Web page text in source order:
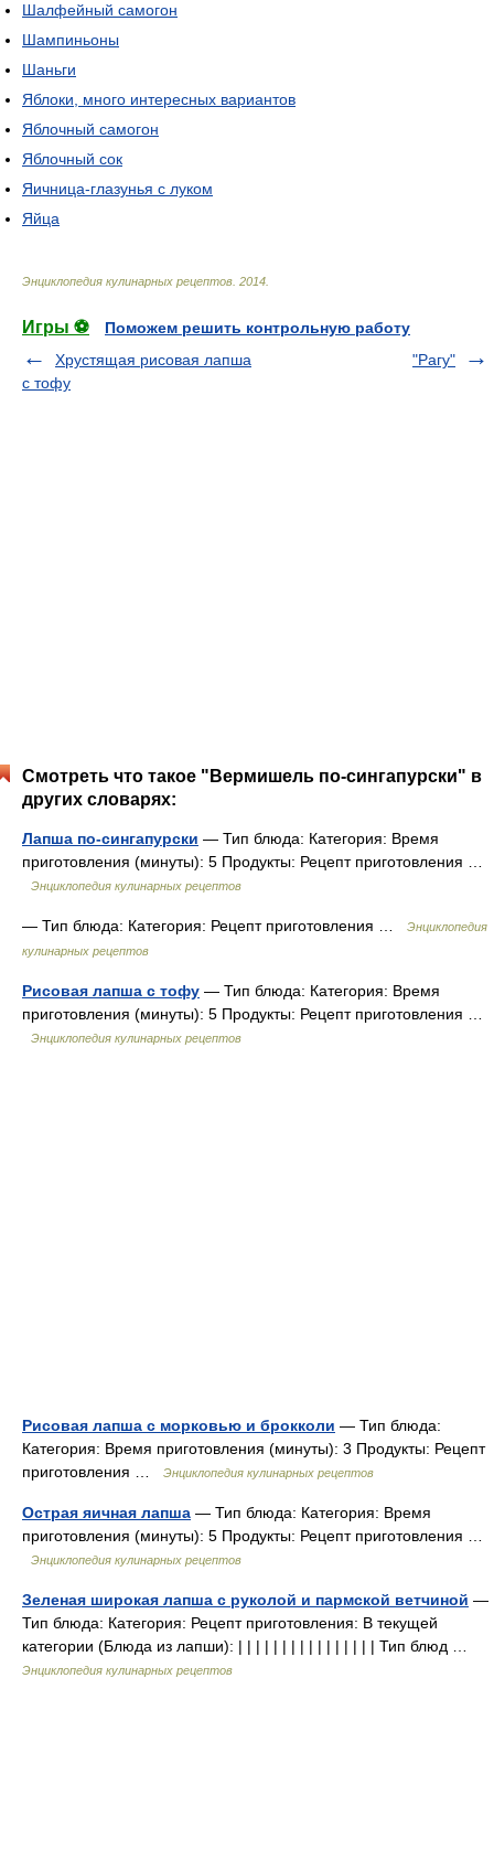
Шалфейный самогон
Шампиньоны
Шаньги
Яблоки, много интересных вариантов
Яблочный самогон
Яблочный сок
Яичница-глазунья с луком
Яйца
Энциклопедия кулинарных рецептов 2014
Игры ⚽
Поможем решить контрольную работу
Хрустящая рисовая лапша
с тофу
"Рагу"
Смотреть что такое "Вермишель по-сингапурски" в
других словарях:
Лапша по-сингапурски — Тип блюда: Категория: Время
приготовления (минуты): 5 Продукты: Рецепт приготовления …
Энциклопедия кулинарных рецептов
— Тип блюда: Категория: Рецепт приготовления …
Энциклопедия
кулинарных рецептов
Рисовая лапша с тофу — Тип блюда: Категория: Время
приготовления (минуты): 5 Продукты: Рецепт приготовления …
Энциклопедия кулинарных рецептов
Рисовая лапша с морковью и брокколи — Тип блюда:
Категория: Время приготовления (минуты): 3 Продукты: Рецепт
приготовления …
Энциклопедия кулинарных рецептов
Острая яичная лапша — Тип блюда: Категория: Время
приготовления (минуты): 5 Продукты: Рецепт приготовления …
Энциклопедия кулинарных рецептов
Зеленая широкая лапша с руколой и пармской ветчиной —
Тип блюда: Категория: Рецепт приготовления: В текущей
категории (Блюда из лапши): | | | | | | | | | | | | | | | | Тип блюд …
Энциклопедия кулинарных рецептов